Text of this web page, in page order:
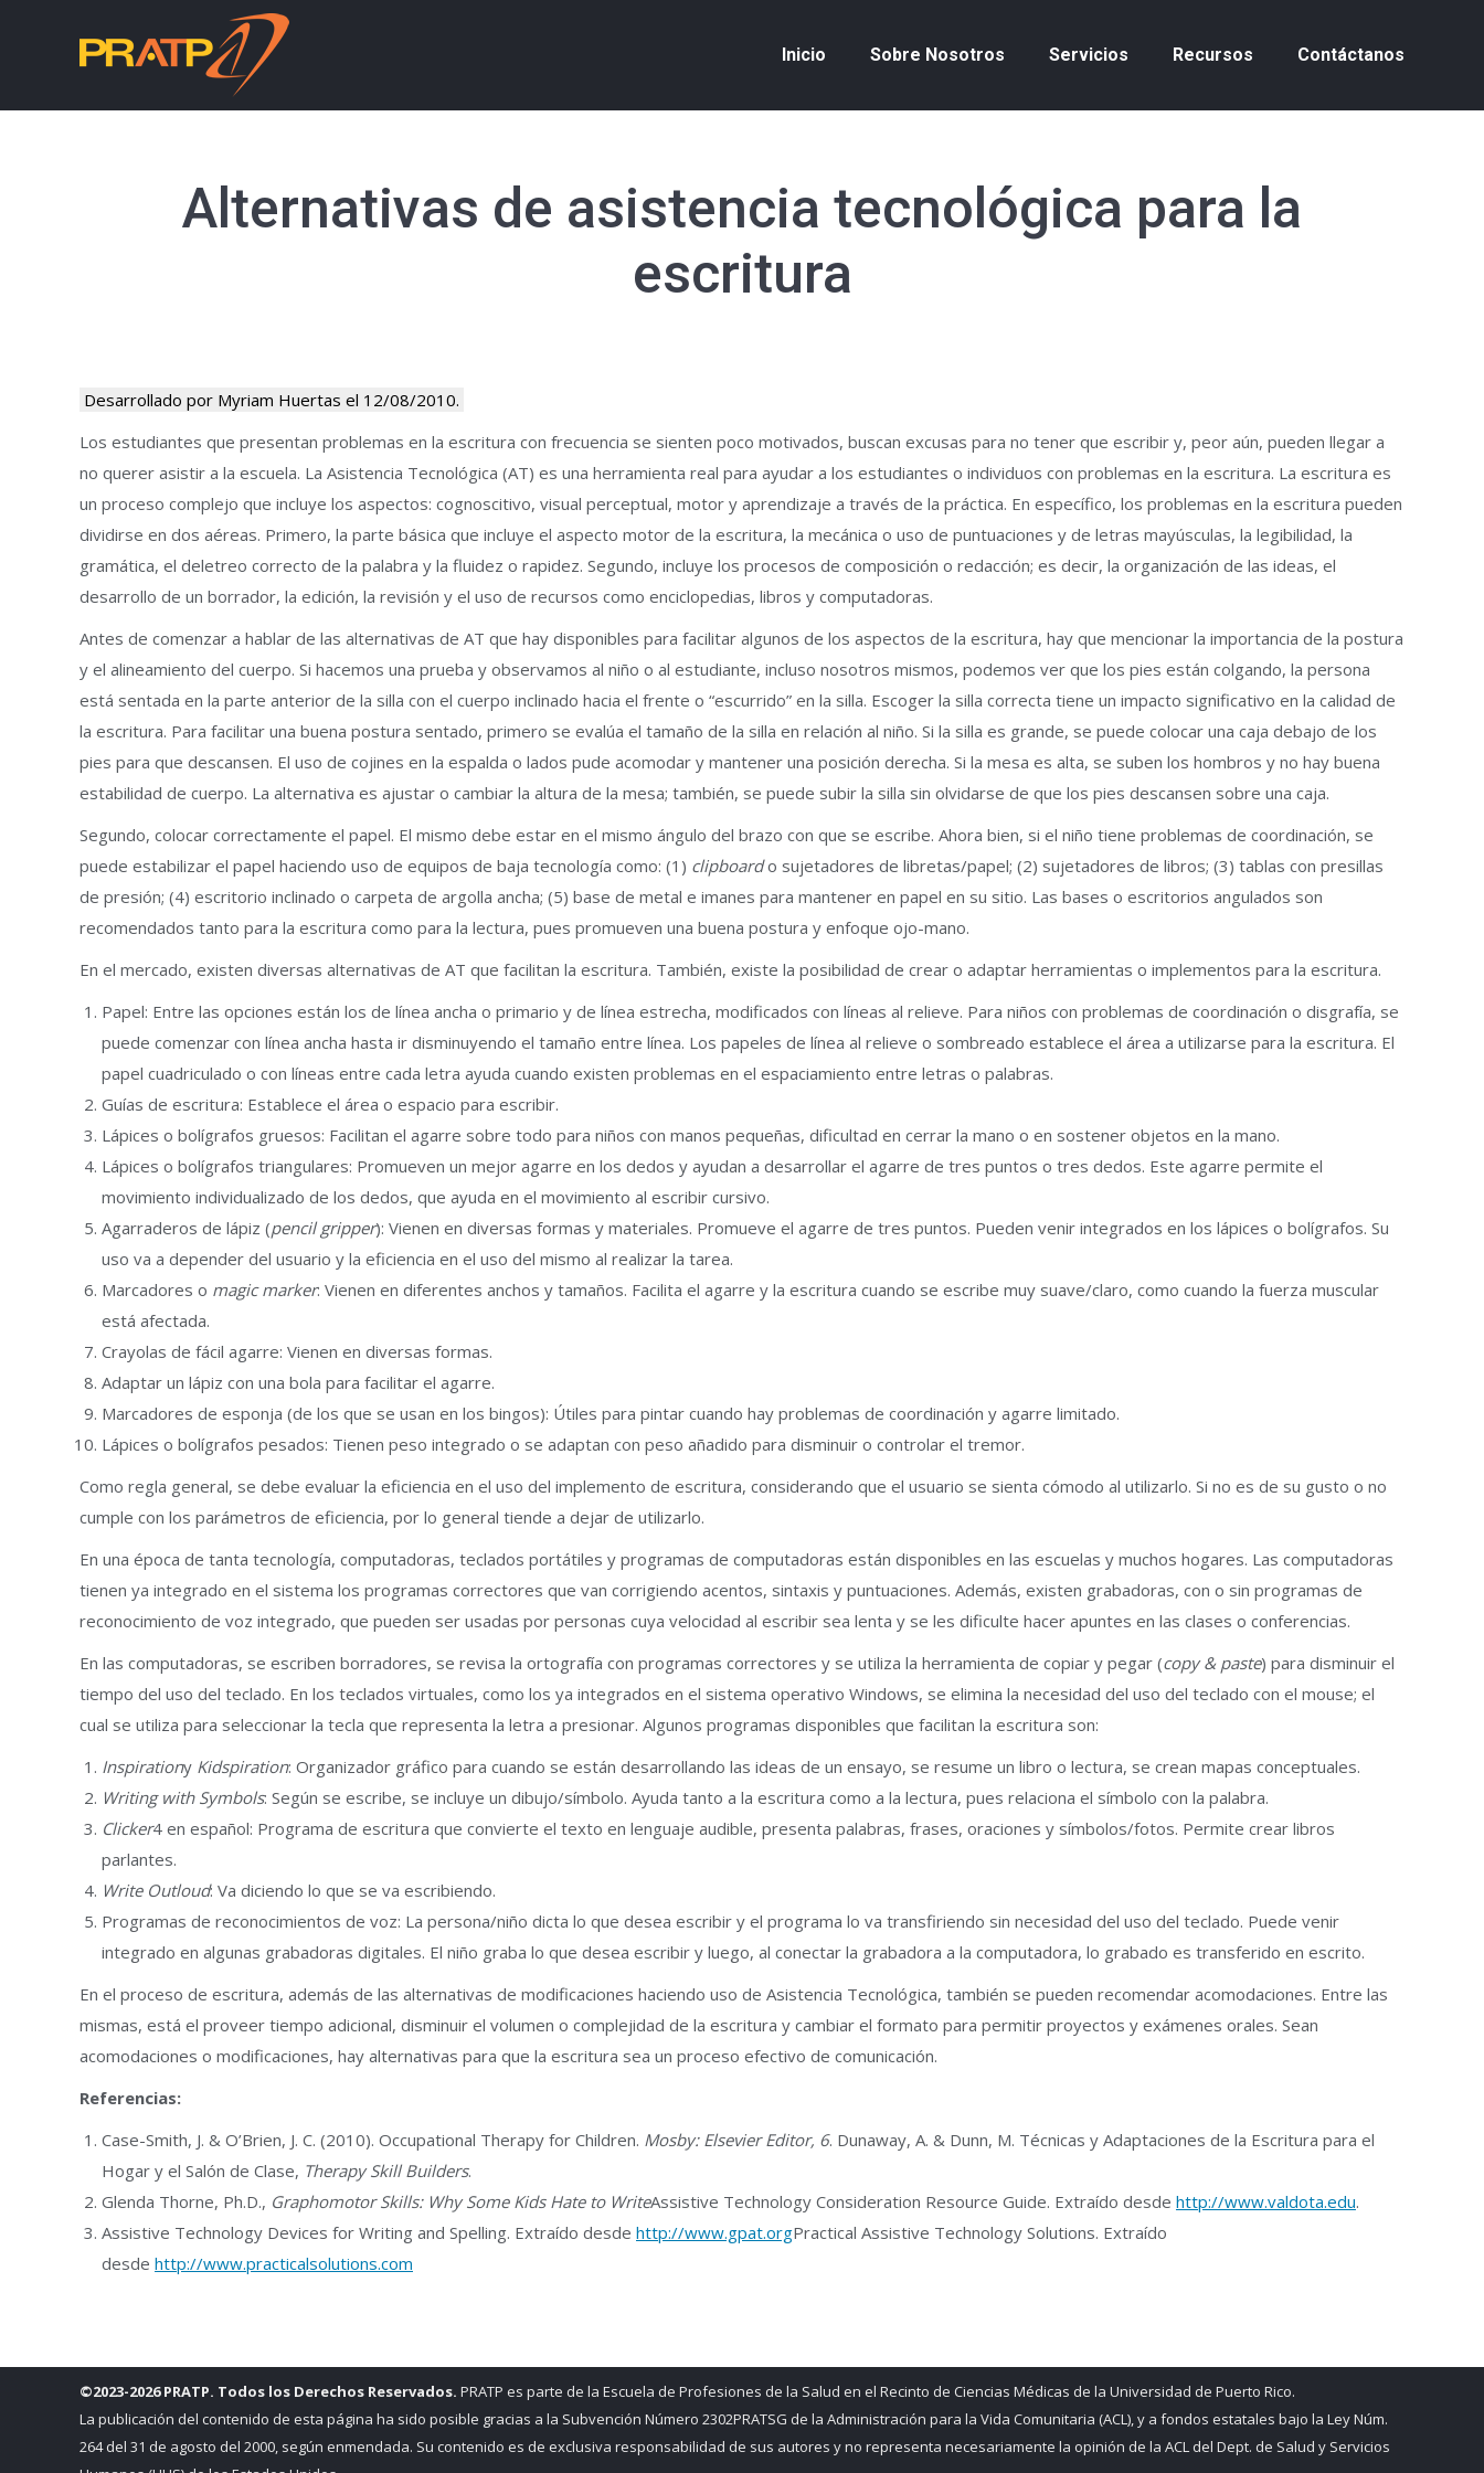
Inicio Sobre Nosotros Servicios Recursos Contáctanos
Alternativas de asistencia tecnológica para la
escritura
Desarrollado por Myriam Huertas el 12/08/2010.
Los estudiantes que presentan problemas en la escritura con frecuencia se sienten poco motivados, buscan excusas para no tener que escribir y, peor aún, pueden llegar a
no querer asistir a la escuela. La Asistencia Tecnológica (AT) es una herramienta real para ayudar a los estudiantes o individuos con problemas en la escritura. La escritura es
un proceso complejo que incluye los aspectos: cognoscitivo, visual perceptual, motor y aprendizaje a través de la práctica. En específico, los problemas en la escritura pueden
dividirse en dos aéreas. Primero, la parte básica que incluye el aspecto motor de la escritura, la mecánica o uso de puntuaciones y de letras mayúsculas, la legibilidad, la
gramática, el deletreo correcto de la palabra y la fluidez o rapidez. Segundo, incluye los procesos de composición o redacción; es decir, la organización de las ideas, el
desarrollo de un borrador, la edición, la revisión y el uso de recursos como enciclopedias, libros y computadoras.
Antes de comenzar a hablar de las alternativas de AT que hay disponibles para facilitar algunos de los aspectos de la escritura, hay que mencionar la importancia de la postura
y el alineamiento del cuerpo. Si hacemos una prueba y observamos al niño o al estudiante, incluso nosotros mismos, podemos ver que los pies están colgando, la persona
está sentada en la parte anterior de la silla con el cuerpo inclinado hacia el frente o “escurrido” en la silla. Escoger la silla correcta tiene un impacto significativo en la calidad de
la escritura. Para facilitar una buena postura sentado, primero se evalúa el tamaño de la silla en relación al niño. Si la silla es grande, se puede colocar una caja debajo de los
pies para que descansen. El uso de cojines en la espalda o lados pude acomodar y mantener una posición derecha. Si la mesa es alta, se suben los hombros y no hay buena
estabilidad de cuerpo. La alternativa es ajustar o cambiar la altura de la mesa; también, se puede subir la silla sin olvidarse de que los pies descansen sobre una caja.
Segundo, colocar correctamente el papel. El mismo debe estar en el mismo ángulo del brazo con que se escribe. Ahora bien, si el niño tiene problemas de coordinación, se
puede estabilizar el papel haciendo uso de equipos de baja tecnología como: (1) clipboardo sujetadores de libretas/papel; (2) sujetadores de libros; (3) tablas con presillas
de presión; (4) escritorio inclinado o carpeta de argolla ancha; (5) base de metal e imanes para mantener en papel en su sitio. Las bases o escritorios angulados son
recomendados tanto para la escritura como para la lectura, pues promueven una buena postura y enfoque ojo-mano.
En el mercado, existen diversas alternativas de AT que facilitan la escritura. También, existe la posibilidad de crear o adaptar herramientas o implementos para la escritura.
Papel: Entre las opciones están los de línea ancha o primario y de línea estrecha, modificados con líneas al relieve. Para niños con problemas de coordinación o disgrafía, se
puede comenzar con línea ancha hasta ir disminuyendo el tamaño entre línea. Los papeles de línea al relieve o sombreado establece el área a utilizarse para la escritura. El
papel cuadriculado o con líneas entre cada letra ayuda cuando existen problemas en el espaciamiento entre letras o palabras.
Guías de escritura: Establece el área o espacio para escribir.
Lápices o bolígrafos gruesos: Facilitan el agarre sobre todo para niños con manos pequeñas, dificultad en cerrar la mano o en sostener objetos en la mano.
Lápices o bolígrafos triangulares: Promueven un mejor agarre en los dedos y ayudan a desarrollar el agarre de tres puntos o tres dedos. Este agarre permite el
movimiento individualizado de los dedos, que ayuda en el movimiento al escribir cursivo.
Agarraderos de lápiz (pencil gripper): Vienen en diversas formas y materiales. Promueve el agarre de tres puntos. Pueden venir integrados en los lápices o bolígrafos. Su
uso va a depender del usuario y la eficiencia en el uso del mismo al realizar la tarea.
Marcadores o magic marker: Vienen en diferentes anchos y tamaños. Facilita el agarre y la escritura cuando se escribe muy suave/claro, como cuando la fuerza muscular
está afectada.
Crayolas de fácil agarre: Vienen en diversas formas.
Adaptar un lápiz con una bola para facilitar el agarre.
Marcadores de esponja (de los que se usan en los bingos): Útiles para pintar cuando hay problemas de coordinación y agarre limitado.
Lápices o bolígrafos pesados: Tienen peso integrado o se adaptan con peso añadido para disminuir o controlar el tremor.
Como regla general, se debe evaluar la eficiencia en el uso del implemento de escritura, considerando que el usuario se sienta cómodo al utilizarlo. Si no es de su gusto o no
cumple con los parámetros de eficiencia, por lo general tiende a dejar de utilizarlo.
En una época de tanta tecnología, computadoras, teclados portátiles y programas de computadoras están disponibles en las escuelas y muchos hogares. Las computadoras
tienen ya integrado en el sistema los programas correctores que van corrigiendo acentos, sintaxis y puntuaciones. Además, existen grabadoras, con o sin programas de
reconocimiento de voz integrado, que pueden ser usadas por personas cuya velocidad al escribir sea lenta y se les dificulte hacer apuntes en las clases o conferencias.
En las computadoras, se escriben borradores, se revisa la ortografía con programas correctores y se utiliza la herramienta de copiar y pegar (copy & paste) para disminuir el
tiempo del uso del teclado. En los teclados virtuales, como los ya integrados en el sistema operativo Windows, se elimina la necesidad del uso del teclado con el mouse; el
cual se utiliza para seleccionar la tecla que representa la letra a presionar. Algunos programas disponibles que facilitan la escritura son:
Inspirationy Kidspiration: Organizador gráfico para cuando se están desarrollando las ideas de un ensayo, se resume un libro o lectura, se crean mapas conceptuales.
Writing with Symbols: Según se escribe, se incluye un dibujo/símbolo. Ayuda tanto a la escritura como a la lectura, pues relaciona el símbolo con la palabra.
Clicker4 en español: Programa de escritura que convierte el texto en lenguaje audible, presenta palabras, frases, oraciones y símbolos/fotos. Permite crear libros
parlantes.
Write Outloud: Va diciendo lo que se va escribiendo.
Programas de reconocimientos de voz: La persona/niño dicta lo que desea escribir y el programa lo va transfiriendo sin necesidad del uso del teclado. Puede venir
integrado en algunas grabadoras digitales. El niño graba lo que desea escribir y luego, al conectar la grabadora a la computadora, lo grabado es transferido en escrito.
En el proceso de escritura, además de las alternativas de modificaciones haciendo uso de Asistencia Tecnológica, también se pueden recomendar acomodaciones. Entre las
mismas, está el proveer tiempo adicional, disminuir el volumen o complejidad de la escritura y cambiar el formato para permitir proyectos y exámenes orales. Sean
acomodaciones o modificaciones, hay alternativas para que la escritura sea un proceso efectivo de comunicación.
Referencias:
Case-Smith, J. & O’Brien, J. C. (2010). Occupational Therapy for Children. Mosby: Elsevier Editor, 6. Dunaway, A. & Dunn, M. Técnicas y Adaptaciones de la Escritura para el
Hogar y el Salón de Clase, Therapy Skill Builders.
Glenda Thorne, Ph.D., Graphomotor Skills: Why Some Kids Hate to WriteAssistive Technology Consideration Resource Guide. Extraído desde http://www.valdota.edu.
Assistive Technology Devices for Writing and Spelling. Extraído desde http://www.gpat.orgPractical Assistive Technology Solutions. Extraído
desde http://www.practicalsolutions.com
©2023-2026 PRATP. Todos los Derechos Reservados. PRATP es parte de la Escuela de Profesiones de la Salud en el Recinto de Ciencias Médicas de la Universidad de Puerto Rico.
La publicación del contenido de esta página ha sido posible gracias a la Subvención Número 2302PRATSG de la Administración para la Vida Comunitaria (ACL), y a fondos estatales bajo la Ley Núm.
264 del 31 de agosto del 2000, según enmendada. Su contenido es de exclusiva responsabilidad de sus autores y no representa necesariamente la opinión de la ACL del Dept. de Salud y Servicios